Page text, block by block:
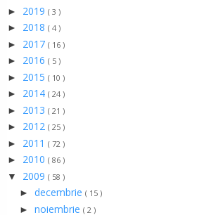
► 2019 ( 3 )
► 2018 ( 4 )
► 2017 ( 16 )
► 2016 ( 5 )
► 2015 ( 10 )
► 2014 ( 24 )
► 2013 ( 21 )
► 2012 ( 25 )
► 2011 ( 72 )
► 2010 ( 86 )
▼ 2009 ( 58 )
► decembrie ( 15 )
► noiembrie ( 2 )